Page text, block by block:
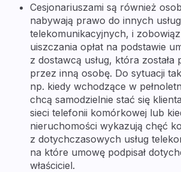
Cesjonariuszami są również
nabywają prawo do innych
telekomunikacyjnych, i
uiszczania opłat na podstawie
z dostawcą usług, która została
przez inną osobę. Do sytuacji
np. kiedy wchodzące w
chcą samodzielnie stać się
sieci telefonii komórkowej lub
nieruchomości wykazują chęć
z dotychczasowych usług
na które umowę podpisał
właściciel.